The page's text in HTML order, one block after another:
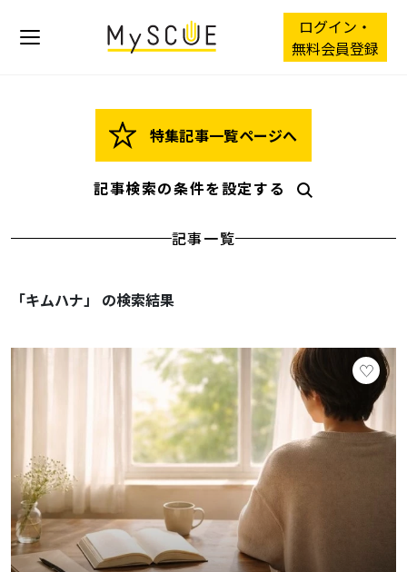
ログイン・
無料会員登録
特集記事一覧ページへ
記事検索の条件を設定する
記事一覧
「キムハナ」 の検索結果